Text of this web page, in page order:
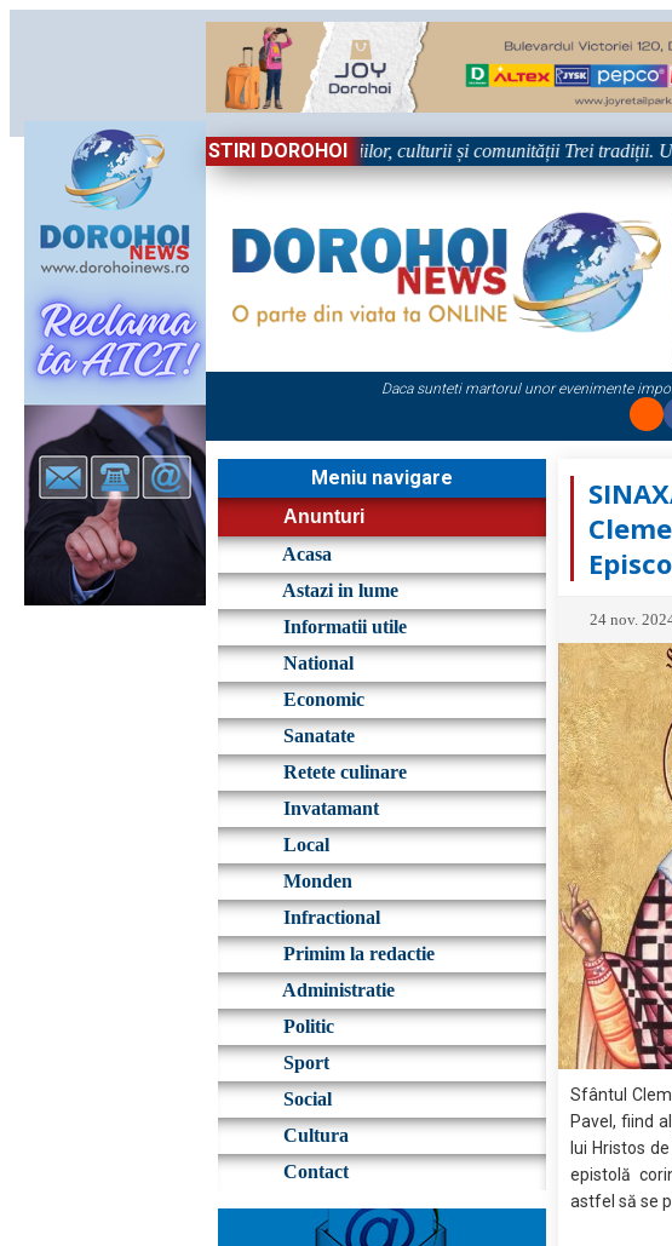
STIRI DOROHOI
în Sărbătoare!” – trei zile dedicate tradițiilor, culturii și comunității Trei tradiții. Un
Daca sunteti martorul unor evenimente
Meniu navigare
Anunturi
Acasa
Astazi in lume
Informatii utile
National
Economic
Sanatate
Retete culinare
Invatamant
Local
Monden
Infractional
Primim la redactie
Administratie
Politic
Sport
Social
Cultura
Contact
24 nov.
Sfântul
Pavel, fiind
lui Hristos
epistolă
astfel să se